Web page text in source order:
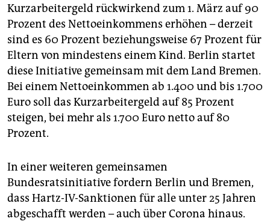
Kurzarbeitergeld rückwirkend zum 1. März auf 90
Prozent des Nettoeinkommens erhöhen – derzeit
sind es 60 Prozent beziehungsweise 67 Prozent für
Eltern von mindestens einem Kind. Berlin startet
diese Initiative gemeinsam mit dem Land Bremen.
Bei einem Nettoeinkommen ab 1.400 und bis 1.700
Euro soll das Kurzarbeitergeld auf 85 Prozent
steigen, bei mehr als 1.700 Euro netto auf 80
Prozent.
In einer weiteren gemeinsamen
Bundesratsinitiative fordern Berlin und Bremen,
dass Hartz-IV-Sanktionen für alle unter 25 Jahren
abgeschafft werden – auch über Corona hinaus.